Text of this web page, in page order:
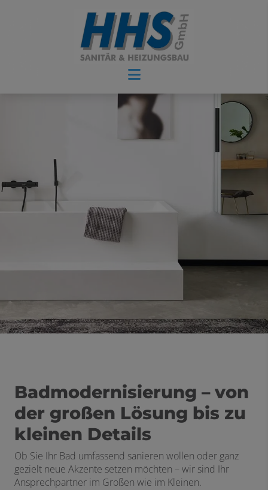
Badmodernisierung – von
der großen Lösung bis zu
kleinen Details
Ob Sie Ihr Bad umfassend sanieren wollen oder ganz
gezielt neue Akzente setzen möchten – wir sind Ihr
Ansprechpartner im Großen wie im Kleinen.